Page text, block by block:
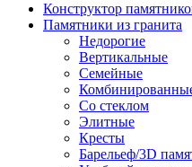
Конструктор
Памятники из гранита
Недорогие
Вертикальные
Семейные
Со стеклом
Элитные
Кресты
Барельеф/3D